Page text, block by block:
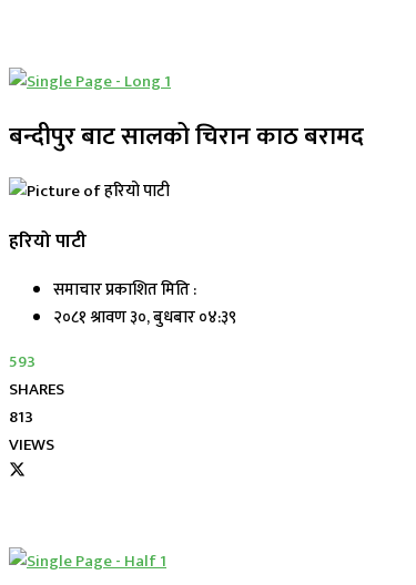
बन्दीपुर बाट सालको चिरान काठ बरामद
हरियो पाटी
समाचार प्रकाशित मिति :
२०८१ श्रावण ३०, बुधबार ०४:३९
593
SHARES
813
VIEWS